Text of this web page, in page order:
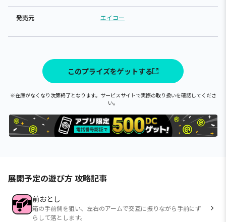
発売元 エイコー
このプライズをゲットする
※在庫がなくなり次第終了となります。サービスサイトで実際の取り扱いを確認してくださ
い。
展開予定の遊び方 攻略記事
前おとし
箱の手前側を狙い、左右のアームで交互に振りながら手前にず
らして落とします。